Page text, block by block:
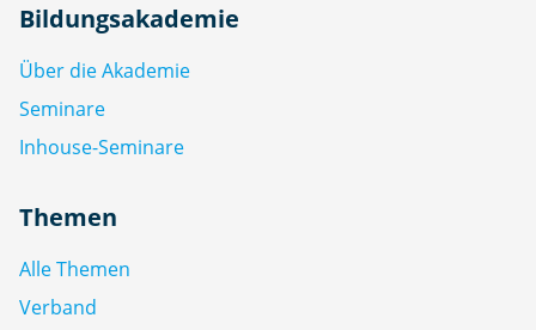
Bildungsakademie
Über die Akademie
Seminare
Inhouse-Seminare
Themen
Alle Themen
Verband